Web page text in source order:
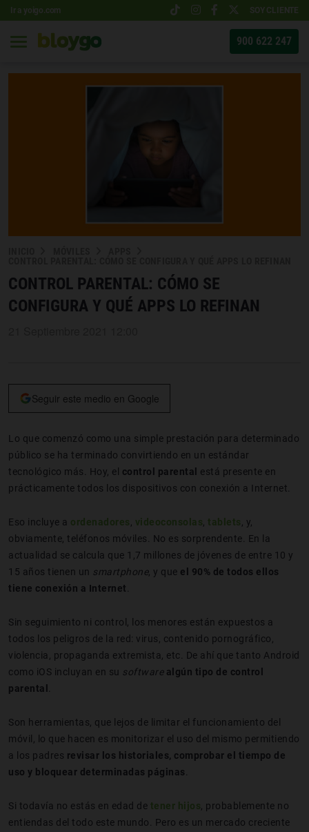
Ir a yoigo.com SOY CLIENTE
900 622 247
CONTROL PARENTAL: CÓMO SE
CONFIGURA Y QUÉ APPS LO REFINAN
Seguir este medio en Google
Lo que comenzó como una simple prestación para determinado
público se ha terminado convirtiendo en un estándar
tecnológico más. Hoy, el control parental está presente en
prácticamente todos los dispositivos con conexión a Internet.
Eso incluye a ordenadores videoconsolas tablets , y,
obviamente, teléfonos móviles. No es sorprendente. En la
actualidad se calcula que 1,7 millones de jóvenes de entre 10 y
15 años tienen un smartphone, y que el 90% de todos ellos
tiene conexión a Internet
Sin seguimiento ni control, los menores están expuestos a
todos los peligros de la red: virus, contenido pornográfico,
violencia, propaganda extremista, etc. De ahí que tanto Android
como iOS incluyan en su software algún tipo de control
parental
Son herramientas, que lejos de limitar el funcionamiento del
móvil, lo que hacen es monitorizar el uso del mismo permitiendo
a los padres revisar los historiales, comprobar el tiempo de
uso y bloquear determinadas páginas
Si todavía no estás en edad de tener hijos , probablemente no
entiendas del todo este mundo. Pero es un mercado creciente